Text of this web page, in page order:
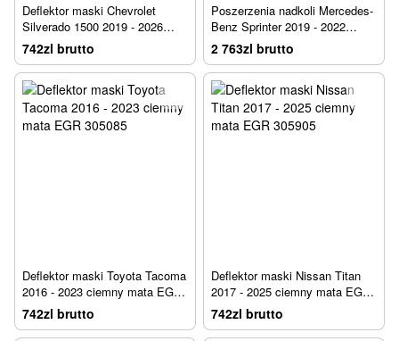
Deflektor maski Chevrolet
Silverado 1500 2019 - 2026
ciemny mata EGR 301695
742zl brutto
Poszerzenia nadkoli Mercedes-
Benz Sprinter 2019 - 2022
Rugged Style matowy EGR
758604
2 763zl brutto
Deflektor maski Toyota Tacoma
2016 - 2023 ciemny mata EGR
305085
742zl brutto
Deflektor maski Nissan Titan
2017 - 2025 ciemny mata EGR
305905
742zl brutto